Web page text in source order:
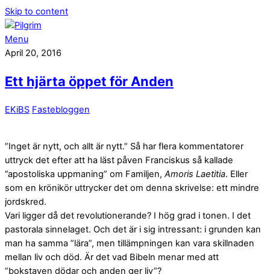
Skip to content
Menu
April 20, 2016
Ett hjärta öppet för Anden
EKiBS Fastebloggen
”Inget är nytt, och allt är nytt.” Så har flera kommentatorer
uttryck det efter att ha läst påven Franciskus så kallade
”apostoliska uppmaning” om Familjen, Amoris Laetitia. Eller
som en krönikör uttrycker det om denna skrivelse: ett mindre
jordskred.
Vari ligger då det revolutionerande? I hög grad i tonen. I det
pastorala sinnelaget. Och det är i sig intressant: i grunden kan
man ha samma ”lära”, men tillämpningen kan vara skillnaden
mellan liv och död. Är det vad Bibeln menar med att
”bokstaven dödar och anden ger liv”?